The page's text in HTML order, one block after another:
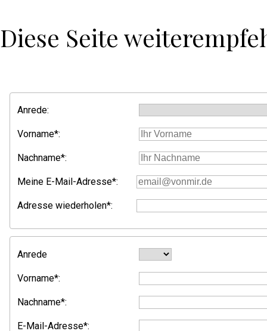
Diese Seite
Anrede:
Vorname*:
Nachname*:
Meine E-Mail-Adresse*:
Adresse wiederholen*:
Anrede
Vorname*:
Nachname*:
E-Mail-Adresse*: